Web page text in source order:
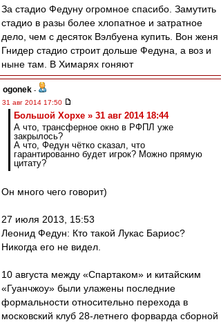
За стадио Федуну огромное спасибо. Замутить
стадио в разы более хлопатное и затратное
дело, чем с десяток Вэлбуена купить. Вон женя
Гнидер стадио строит дольше Федуна, а воз и
ныне там. В Химарях гоняют
ogonek -
31 авг 2014 17:50
Большой Хорхе » 31 авг 2014 18:44
А что, трансферное окно в РФПЛ уже
закрылось?
А что, Федун чётко сказал, что
гарантированно будет игрок? Можно прямую
цитату?
Он много чего говорит)
27 июля 2013, 15:53
Леонид Федун: Кто такой Лукас Бариос?
Никогда его не видел.
10 августа между «Спартаком» и китайским
«Гуанчжоу» были улажены последние
формальности относительно перехода в
московский клуб 28-летнего форварда сборной